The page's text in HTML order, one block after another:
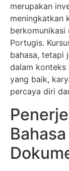
merupakan
meningkatkan
berkomunikasi
Portugis.
bahasa, tetapi
dalam konteks
yang baik,
percaya diri